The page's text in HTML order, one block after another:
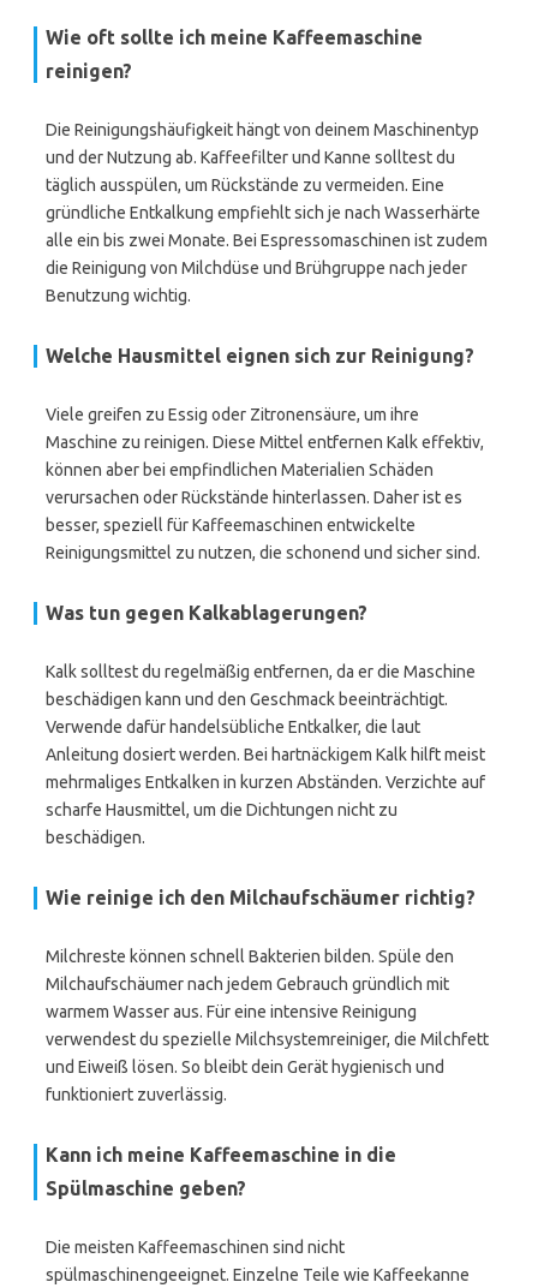
Wie oft sollte ich meine Kaffeemaschine
reinigen?
Die Reinigungshäufigkeit hängt von deinem Maschinentyp
und der Nutzung ab. Kaffeefilter und Kanne solltest du
täglich ausspülen, um Rückstände zu vermeiden. Eine
gründliche Entkalkung empfiehlt sich je nach Wasserhärte
alle ein bis zwei Monate. Bei Espressomaschinen ist zudem
die Reinigung von Milchdüse und Brühgruppe nach jeder
Benutzung wichtig.
Welche Hausmittel eignen sich zur Reinigung?
Viele greifen zu Essig oder Zitronensäure, um ihre
Maschine zu reinigen. Diese Mittel entfernen Kalk effektiv,
können aber bei empfindlichen Materialien Schäden
verursachen oder Rückstände hinterlassen. Daher ist es
besser, speziell für Kaffeemaschinen entwickelte
Reinigungsmittel zu nutzen, die schonend und sicher sind.
Was tun gegen Kalkablagerungen?
Kalk solltest du regelmäßig entfernen, da er die Maschine
beschädigen kann und den Geschmack beeinträchtigt.
Verwende dafür handelsübliche Entkalker, die laut
Anleitung dosiert werden. Bei hartnäckigem Kalk hilft meist
mehrmaliges Entkalken in kurzen Abständen. Verzichte auf
scharfe Hausmittel, um die Dichtungen nicht zu
beschädigen.
Wie reinige ich den Milchaufschäumer richtig?
Milchreste können schnell Bakterien bilden. Spüle den
Milchaufschäumer nach jedem Gebrauch gründlich mit
warmem Wasser aus. Für eine intensive Reinigung
verwendest du spezielle Milchsystemreiniger, die Milchfett
und Eiweiß lösen. So bleibt dein Gerät hygienisch und
funktioniert zuverlässig.
Kann ich meine Kaffeemaschine in die
Spülmaschine geben?
Die meisten Kaffeemaschinen sind nicht
spülmaschinengeeignet. Einzelne Teile wie Kaffeekanne